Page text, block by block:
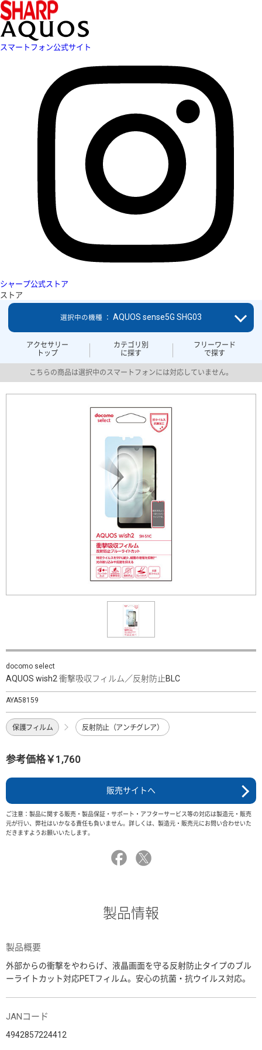
スマートフォン公式サイト
シャープ公式ストア
ストア
アクセサリー
トップ
カテゴリ別
に探す
フリーワード
で探す
選択中の機種 ： AQUOS sense5G SHG03
こちらの商品は選択中のスマートフォンには対応していません。
docomo select
AQUOS wish2 衝撃吸収フィルム／反射防止BLC
AYA58159
保護フィルム 反射防止（アンチグレア）
参考価格￥1,760
販売サイトへ
ご注意：製品に関する販売・製品保証・サポート・アフターサービス等の対応は製造元・販売
元が行い、弊社はいかなる責任も負いません。詳しくは、製造元・販売元にお問い合わせいた
だきますようお願いいたします。
製品情報
製品概要
外部からの衝撃をやわらげ、液晶画面を守る反射防止タイプのブル
ーライトカット対応PETフィルム。安心の抗菌・抗ウイルス対応。
JANコード
4942857224412